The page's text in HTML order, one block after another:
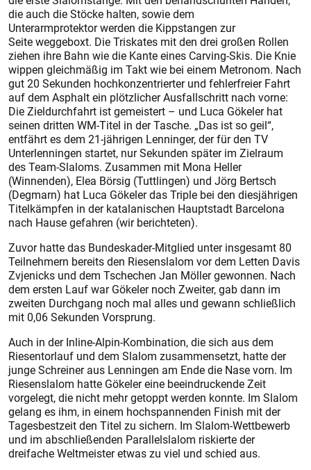
die auch die Stöcke halten, sowie dem
Unterarmprotektor werden die Kippstangen zur
Seite weggeboxt. Die Triskates mit den drei großen Rollen
ziehen ihre Bahn wie die Kante eines Carving-Skis. Die Knie
wippen gleichmäßig im Takt wie bei einem Metronom. Nach
gut 20 Sekunden hochkonzentrierter und fehlerfreier Fahrt
auf dem Asphalt ein plötzlicher Ausfallschritt nach vorne:
Die Zieldurchfahrt ist gemeistert – und Luca Gökeler hat
seinen dritten WM-Titel in der Tasche. „Das ist so geil“,
entfährt es dem 21-jährigen Lenninger, der für den TV
Unterlenningen startet, nur Sekunden später im Zielraum
des Team-Slaloms. Zusammen mit Mona Heller
(Winnenden), Elea Börsig (Tuttlingen) und Jörg Bertsch
(Degmarn) hat Luca Gökeler das Triple bei den diesjährigen
Titelkämpfen in der katalanischen Hauptstadt Barcelona
nach Hause gefahren (wir berichteten).
Zuvor hatte das Bundeskader-Mitglied unter insgesamt 80
Teilnehmern bereits den Riesenslalom vor dem Letten Davis
Zvjenicks und dem Tschechen Jan Möller gewonnen. Nach
dem ersten Lauf war Gökeler noch Zweiter, gab dann im
zweiten Durchgang noch mal alles und gewann schließlich
mit 0,06 Sekunden Vorsprung.
Auch in der Inline-Alpin-Kombination, die sich aus dem
Riesentorlauf und dem Slalom zusammensetzt, hatte der
junge Schreiner aus Lenningen am Ende die Nase vorn. Im
Riesenslalom hatte Gökeler eine beeindruckende Zeit
vorgelegt, die nicht mehr getoppt werden konnte. Im Slalom
gelang es ihm, in einem hochspannenden Finish mit der
Tagesbestzeit den Titel zu sichern. Im Slalom-Wettbewerb
und im abschließenden Parallelslalom riskierte der
dreifache Weltmeister etwas zu viel und schied aus.